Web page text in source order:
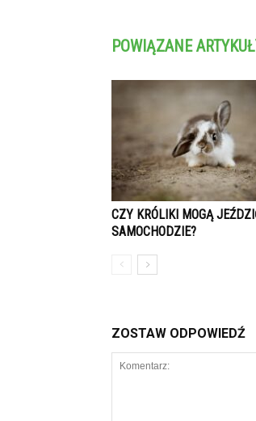
POWIĄZANE
CZY KRÓLIKI MOGĄ
SAMOCHODZIE?
ZOSTAW ODPOWIEDŹ